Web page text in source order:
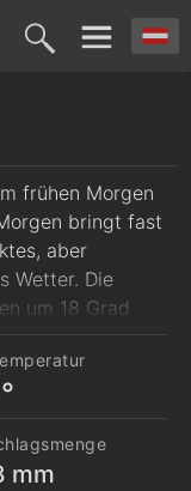
11. Aug. 12.
frühen Morgen
bringt fast
aber
Wetter. Die
um 18 Grad
mm